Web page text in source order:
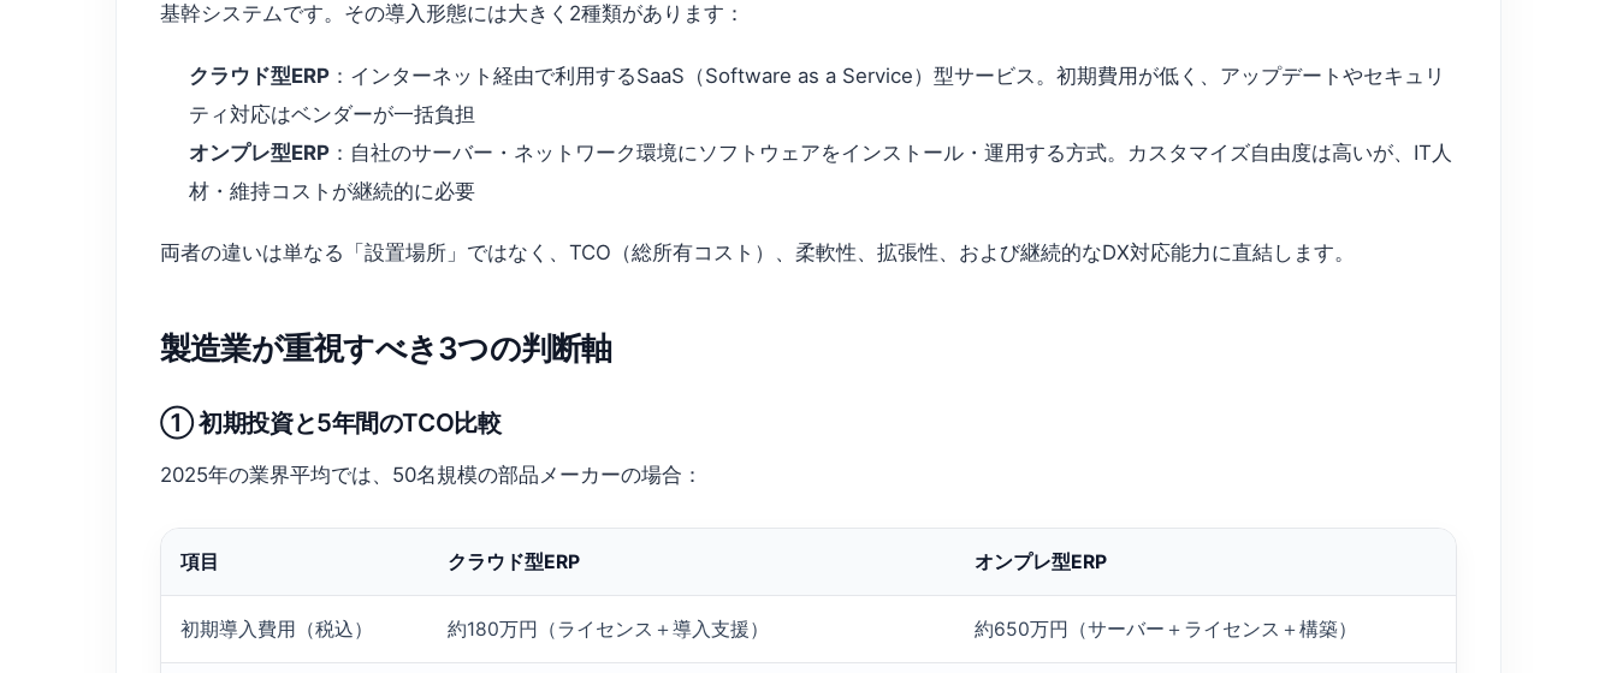
基幹システムです。その導入形態には大きく2種類があります：
クラウド型ERP ：インターネット経由で利用するSaaS（Software as a Service）型サービス。初期費用が低く、アップデートやセキュリ
ティ対応はベンダーが一括負担
オンプレ型ERP ：自社のサーバー・ネットワーク環境にソフトウェアをインストール・運用する方式。カスタマイズ自由度は高いが、IT人
材・維持コストが継続的に必要
両者の違いは単なる「設置場所」ではなく、TCO（総所有コスト）、柔軟性、拡張性、および継続的なDX対応能力に直結します。
製造業が重視すべき3つの判断軸
① 初期投資と5年間のTCO比較
2025年の業界平均では、50名規模の部品メーカーの場合：
項目 クラウド型ERP オンプレ型ERP
初期導入費用（税込） 約180万円（ライセンス＋導入支援） 約650万円（サーバー＋ライセンス＋構築）